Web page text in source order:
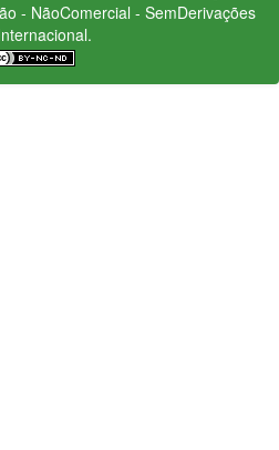
- NãoComercial - SemDerivações